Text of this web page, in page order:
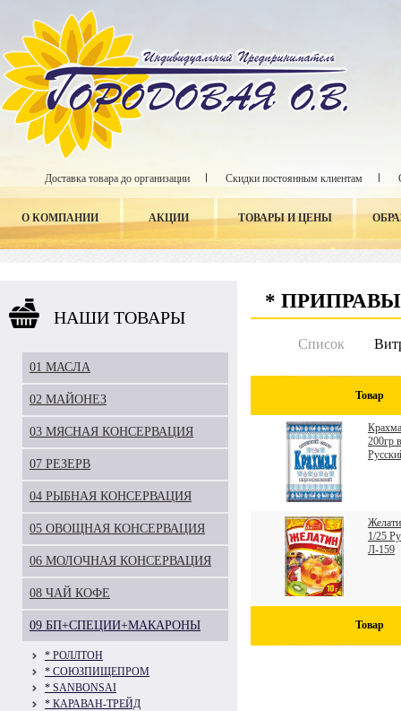
Доставка товара до организации Скидки постоянным клиентам
О КОМПАНИИ АКЦИИ ТОВАРЫ И ЦЕНЫ
НАШИ ТОВАРЫ
01 МАСЛА
02 МАЙОНЕЗ
03 МЯСНАЯ КОНСЕРВАЦИЯ
07 РЕЗЕРВ
04 РЫБНАЯ КОНСЕРВАЦИЯ
05 ОВОЩНАЯ КОНСЕРВАЦИЯ
06 МОЛОЧНАЯ КОНСЕРВАЦИЯ
08 ЧАЙ КОФЕ
09 БП+СПЕЦИИ+МАКАРОНЫ
* РОЛЛТОН
* СОЮЗПИЩЕПРОМ
* SANBONSAI
* КАРАВАН-ТРЕЙД
*
Список
Товар
200гр
1/25
Л-159
Товар